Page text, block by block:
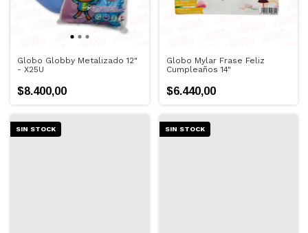
Globo Globby Metalizado 12"
- X25U
$8.400,00
Globo Mylar Frase Feliz
Cumpleaños 14"
$6.440,00
SIN STOCK SIN STOCK